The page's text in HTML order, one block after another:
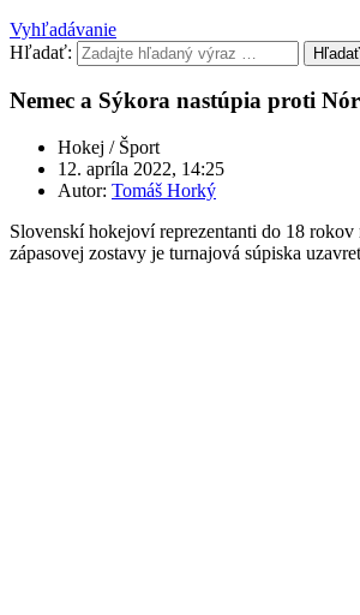
Vyhľadávanie
Hľadať:
Hľadať
Nemec a Sýkora nastúpia proti
Hokej / Šport
12. apríla 2022, 14:25
Autor: Tomáš Horký
Slovenskí hokejoví reprezentanti do 18
zápasovej zostavy je turnajová súpiska